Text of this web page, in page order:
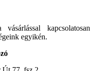
kapcsolatosan
egyikén.